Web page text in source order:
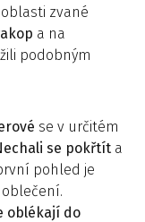
zvané
a na
žili podobným
se v určitém
se pokřtít a
pohled je
oblékají do